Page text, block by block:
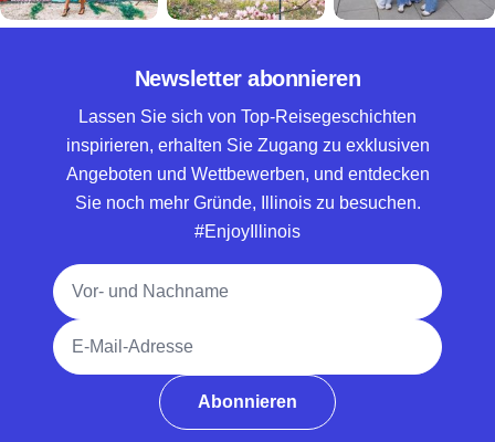
Newsletter abonnieren
Lassen Sie sich von Top-Reisegeschichten
inspirieren, erhalten Sie Zugang zu exklusiven
Angeboten und Wettbewerben, und entdecken
Sie noch mehr Gründe, Illinois zu besuchen.
#EnjoyIllinois
Vollständiger Name
E-Mail-Adresse
Abonnieren